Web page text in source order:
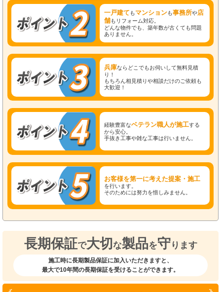
一戸建て もマンションも事務所や店
舗もリフォーム対応。
どんな物件でも、築年数が古くても問題
ありません。
兵庫ならどこでもお伺いして無料見積
り！
もちろん相見積りや相談だけのご依頼も
大歓迎！
経験豊富なベテラン職人が施工する
から安心。
手抜き工事や雑な工事は行いません。
お客様を第一に考えた提案・施工
を行います。
そのためには努力を惜しみません。
長期保証で大切 な製品を守 ります
施工時に長期製品保証に加入いただきますと、
最大で10年間の長期保証を受けることができます。